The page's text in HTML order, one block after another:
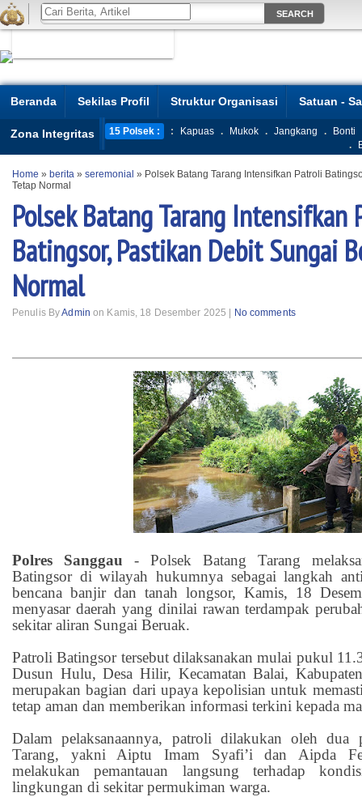
Beranda Sekilas Profil Struktur Organisasi Satuan -
Zona Integritas 15 Polsek : : Kapuas . Mukok . Jangkang .
Bonti
.
Home » berita » seremonial » Polsek Batang Tarang Intensifkan Patroli
Tetap Normal
Polsek Batang Tarang Intensifkan
Batingsor, Pastikan Debit Sungai
Normal
Penulis ByAdmin on Kamis, 18 Desember 2025 | No comments
Polres Sanggau - Polsek Batang Tarang
Batingsor di wilayah hukumnya sebagai langkah
bencana banjir dan tanah longsor, Kamis, 18
menyasar daerah yang dinilai rawan terdampak
sekitar aliran Sungai Beruak.
Patroli Batingsor tersebut dilaksanakan mulai pukul
Dusun Hulu, Desa Hilir, Kecamatan Balai,
merupakan bagian dari upaya kepolisian untuk
tetap aman dan memberikan informasi terkini kepada
Dalam pelaksanaannya, patroli dilakukan oleh dua
Tarang, yakni Aiptu Imam Syafi’i dan Aipda
melakukan pemantauan langsung terhadap
lingkungan di sekitar permukiman warga.